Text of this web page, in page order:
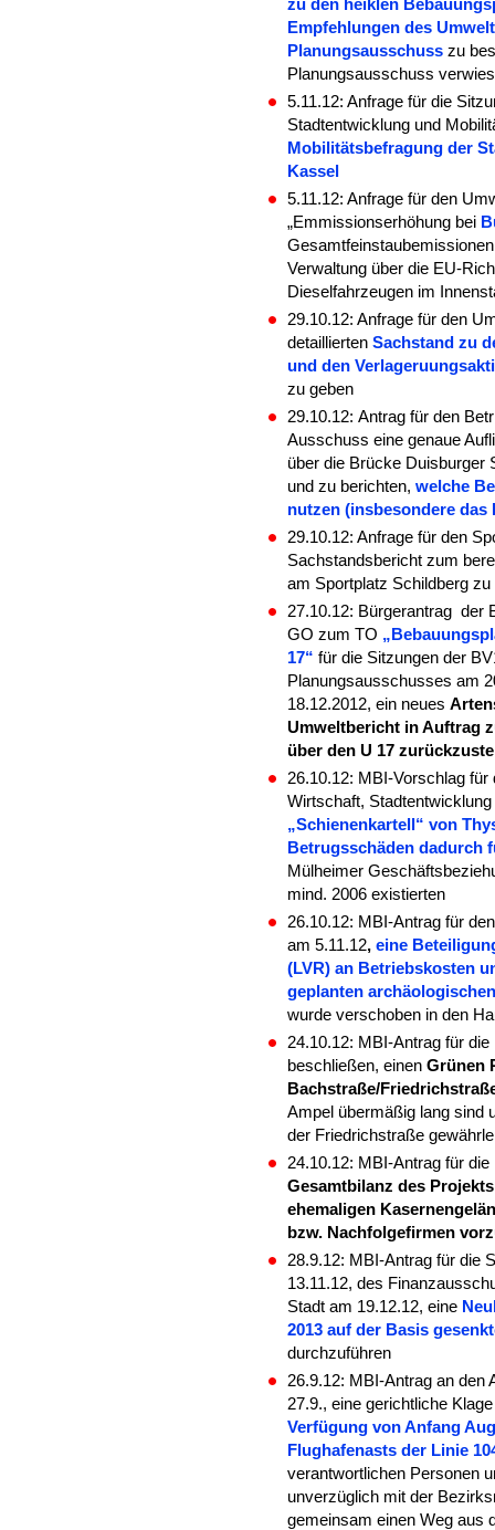
zu den heiklen
Empfehlungen des
Planungsausschuss zu
Planungsausschuss
5.11.12: Anfrage für die
Stadtentwicklung und
Mobilitätsbefragung der
Kassel
5.11.12: Anfrage für den
„Emmissionserhöhung bei
Verwaltung über die EU-
Dieselfahrzeugen im
29.10.12: Anfrage für den
detaillierten Sachstand zu
und den
zu geben
29.10.12: Antrag für den
Ausschuss eine genaue
über die Brücke Duisburger
und zu berichten, welche
nutzen (insbesondere
29.10.12: Anfrage für den
Sachstandsbericht zum
am Sportplatz Schildberg zu
27.10.12: Bürgerantrag der
GO zum TO
17“ für die Sitzungen der
Planungsausschusses am
18.12.2012, ein neues
Umweltbericht in Auftrag
über den U 17
26.10.12: MBI-Vorschlag
Wirtschaft,
„Schienenkartell“ von
Betrugsschäden dadurch
Mülheimer
mind. 2006 existierten
26.10.12: MBI-Antrag für
am 5.11.12, eine
(LVR) an Betriebskosten
geplanten
wurde verschoben in den
24.10.12: MBI-Antrag für
beschließen, einen Grünen
Bachstraße/
Ampel übermäßig lang sind
der Friedrichstraße
24.10.12: MBI-Antrag für
Gesamtbilanz des
ehemaligen
bzw. Nachfolgefirmen
28.9.12: MBI-Antrag für die
13.11.12, des
Stadt am 19.12.12, eine
2013 auf der Basis
durchzuführen
26.9.12: MBI-Antrag an den
27.9., eine gerichtliche
Verfügung von Anfang
Flughafenasts der Linie
verantwortlichen Personen
unverzüglich mit der
gemeinsam einen Weg aus